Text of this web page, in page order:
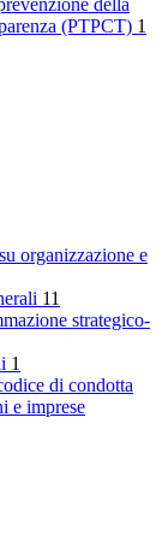
della
(PTPCT) 1
organizzazione e
11
strategico-
1
di condotta
e imprese